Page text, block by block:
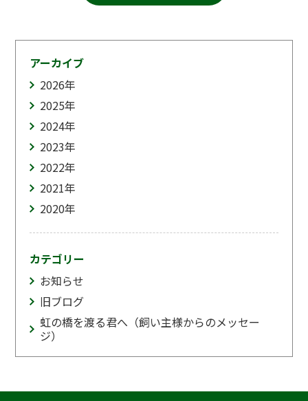
アーカイブ
2026年
2025年
2024年
2023年
2022年
2021年
2020年
カテゴリー
お知らせ
旧ブログ
虹の橋を渡る君へ（飼い主様からのメッセー
ジ）